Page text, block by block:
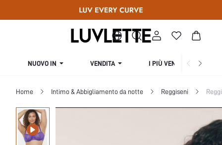
NUOVO IN VENDITA I PIÙ VENDUTI
Home Intimo & Abbigliamento da notte Reggiseni